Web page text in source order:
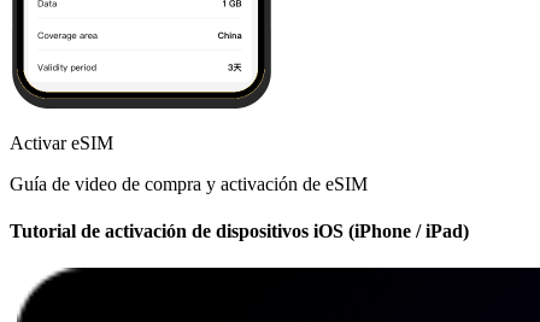
Activar eSIM
Guía de video de compra y activación de eSIM
Tutorial de activación de dispositivos iOS (iPhone / iPad)